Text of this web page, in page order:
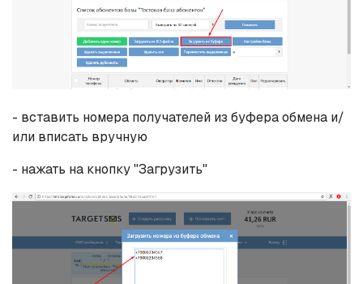
- вставить номера получателей из буфера обмена и/
или вписать вручную
- нажать на кнопку "Загрузить"